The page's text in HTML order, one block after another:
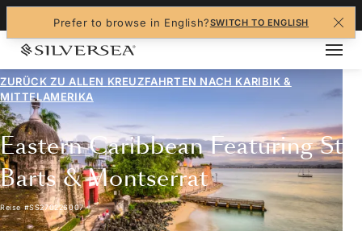
Prefer to browse in English?SWITCH TO ENGLISH
ZURÜCK ZU ALLEN KREUZFAHRTEN NACH KARIBIK &
MITTELAMERIKA
Eastern Caribbean Featuring St.
Barts & Montserrat
Reise#SS270226007